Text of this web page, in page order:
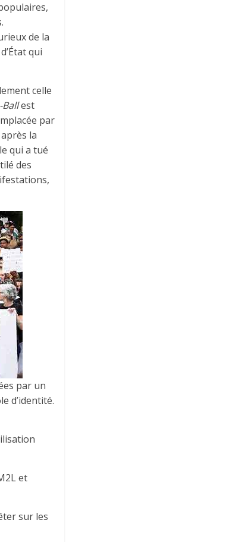
de la
qui
celle
Ballest
par
la
qui a tué
des
par un
d’identité.
et
sur les